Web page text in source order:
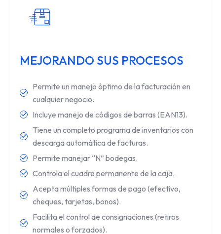
MEJORANDO SUS PROCESOS
Permite un manejo óptimo de la facturación en
cualquier negocio.
Incluye manejo de códigos de barras (EAN13).
Tiene un completo programa de inventarios con
descarga automática de facturas.
Permite manejar “N” bodegas.
Controla el cuadre permanente de la caja.
Acepta múltiples formas de pago (efectivo,
cheques, tarjetas, bonos).
Facilita el control de consignaciones (retiros
normales o forzados).